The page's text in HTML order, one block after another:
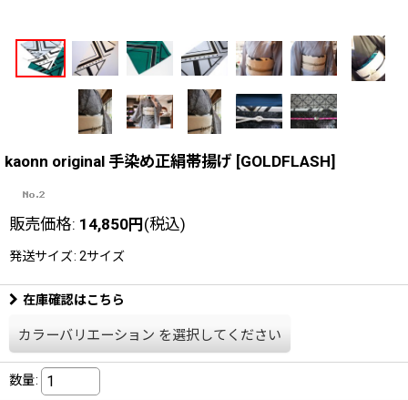
kaonn original 手染め正絹帯揚げ [GOLDFLASH]
販売価格: 14,850円 (税込)
発送サイズ: 2サイズ
在庫確認はこちら
カラーバリエーション を選択してください
数量: